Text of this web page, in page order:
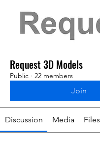
Request 3D Models
Public · 22 members
Join
Discussion Media Files